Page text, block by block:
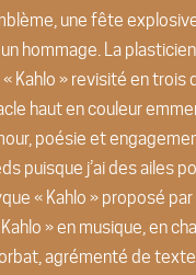
une fête
hommage. La
Kahlo » revisité en trois
haut en couleur
poésie et
puisque j’ai des ailes
« Kahlo » proposé par
» en musique, en
agrémenté de